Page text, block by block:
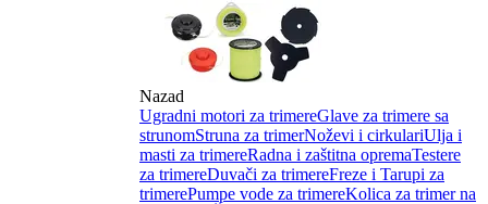
Nazad
Ugradni motori za trimereGlave za trimere sa
strunomStruna za trimerNoževi i cirkulariUlja i
masti za trimereRadna i zaštitna opremaTestere
za trimereDuvači za trimereFreze i Tarupi za
trimerePumpe vode za trimereKolica za trimer na